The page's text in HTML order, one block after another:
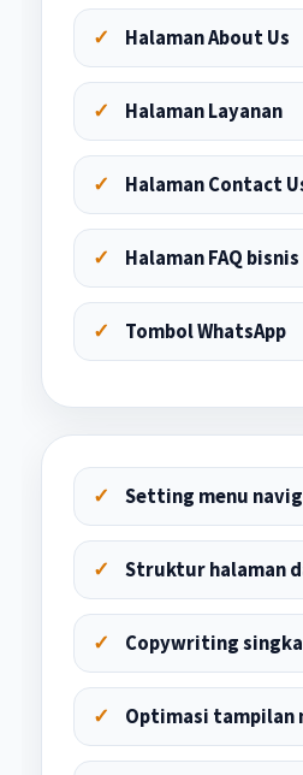
Halaman About Us
Halaman Layanan
Halaman Contact
Halaman FAQ bisnis
Tombol WhatsApp
Setting menu
Struktur halaman
Copywriting
Optimasi tampilan